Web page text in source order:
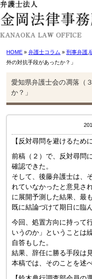
HOME »弁護士コラム »刑事弁護 ,
外の対抗手段があったか？」
愛知県弁護士会の凋落（
か？」
【反対尋問を避けるため
前稿（２）で、反対尋問
確認できた。
そして、後藤弁護士は、
れていなかったと意見さ
に展開予測した結果、最
既に結論づけて期日に臨
今回、処置方向に持って
いうのか」ということは
自答もした。
結果、辞任に勝る手段は
本稿では、そのことを述